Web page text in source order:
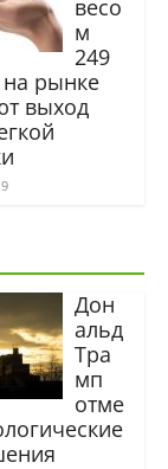
весо
м
249
рынке
выход
Дон
альд
Тра
мп
отме